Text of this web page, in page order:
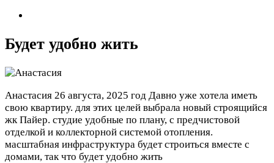
Будет удобно жить
Анастасия 26 августа, 2025 год Давно уже хотела иметь
свою квартиру. для этих целей выбрала новый строящийся
жк Пайер. студие удобные по плану, с предчистовой
отделкой и коллекторной системой отопления.
масштабная инфраструктура будет строиться вместе с
домами, так что будет удобно жить